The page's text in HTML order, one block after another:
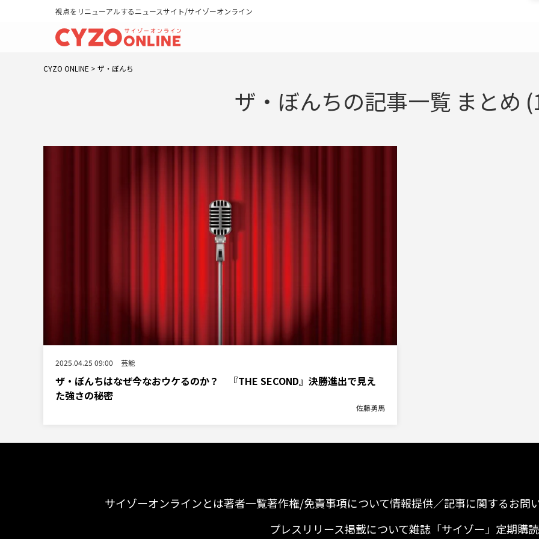
視点をリニューアルするニュースサイト/サイゾーオンライン
CYZO ONLINE > ザ・ぼんち
ザ・ぼんちの記事一覧 まとめ
2025.04.25 09:00 芸能
ザ・ぼんちはなぜ今なおウケるのか？ 『THE SECOND』決勝進出で見え
た強さの秘密
佐藤勇馬
サイゾーオンラインとは著者一覧著作権/免責事項について情報提供／記事に関するお問
プレスリリース掲載について雑誌「サイゾー」定期購読